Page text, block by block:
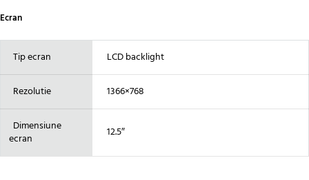
Ecran
Tip ecran LCD backlight
Rezolutie 1366×768
Dimensiune
ecran
12.5″